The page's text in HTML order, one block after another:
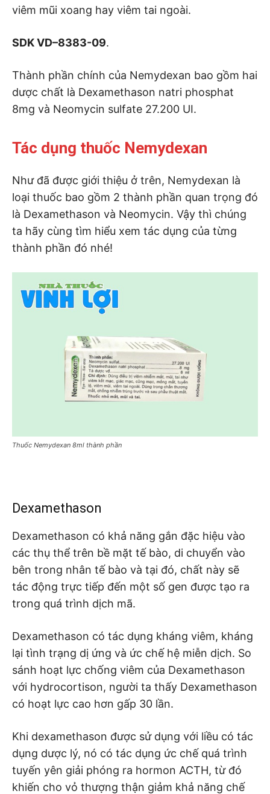
viêm mũi xoang hay viêm tai ngoài.
SDK VD–8383-09.
Thành phần chính của Nemydexan bao gồm hai
dược chất là Dexamethason natri phosphat
8mg và Neomycin sulfate 27.200 UI.
Tác dụng thuốc Nemydexan
Như đã được giới thiệu ở trên, Nemydexan là
loại thuốc bao gồm 2 thành phần quan trọng đó
là Dexamethason và Neomycin. Vậy thì chúng
ta hãy cùng tìm hiểu xem tác dụng của từng
thành phần đó nhé!
Thuốc Nemydexan 8ml thành phần
Dexamethason
Dexamethason có khả năng gắn đặc hiệu vào
các thụ thể trên bề mặt tế bào, di chuyển vào
bên trong nhân tế bào và tại đó, chất này sẽ
tác động trực tiếp đến một số gen được tạo ra
trong quá trình dịch mã.
Dexamethason có tác dụng kháng viêm, kháng
lại tình trạng dị ứng và ức chế hệ miễn dịch. So
sánh hoạt lực chống viêm của Dexamethason
với hydrocortison, người ta thấy Dexamethason
có hoạt lực cao hơn gấp 30 lần.
Khi dexamethason được sử dụng với liều có tác
dụng dược lý, nó có tác dụng ức chế quá trình
tuyến yên giải phóng ra hormon ACTH, từ đó
khiến cho vỏ thượng thận giảm khả năng chế